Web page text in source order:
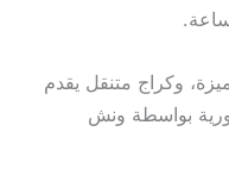
وكراج متنقل يقدم
بواسطة ونش